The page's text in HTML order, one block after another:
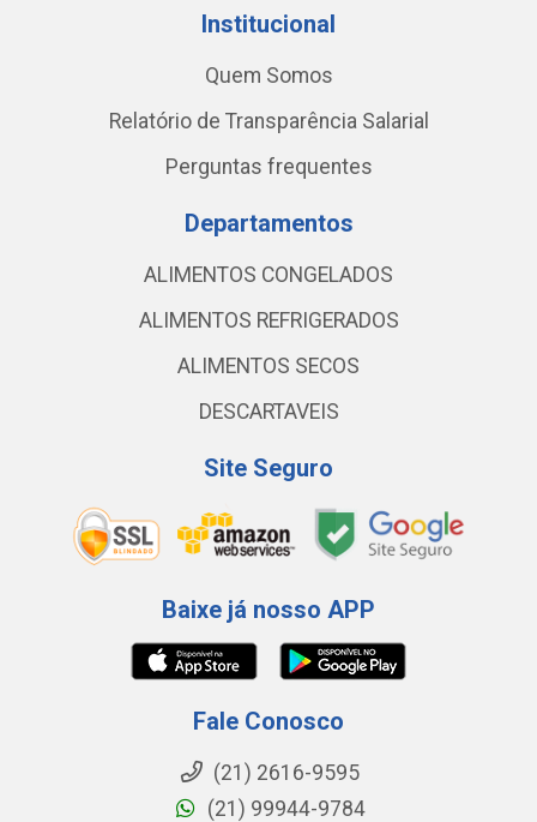
Institucional
Quem Somos
Relatório de Transparência Salarial
Perguntas frequentes
Departamentos
ALIMENTOS CONGELADOS
ALIMENTOS REFRIGERADOS
ALIMENTOS SECOS
DESCARTAVEIS
Site Seguro
Baixe já nosso APP
Fale Conosco
(21) 2616-9595
(21) 99944-9784